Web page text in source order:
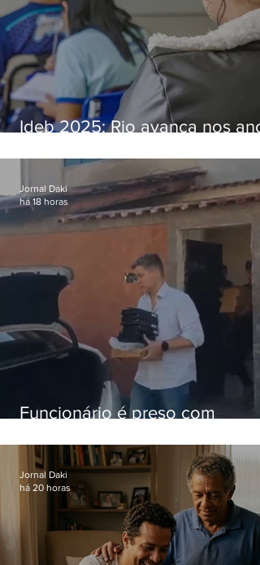
Ideb 2025: Rio avança nos
nacional
Funcionário é preso com
Hospital do Andaraí
Jornal Daki
há 18 horas
Jornal Daki
há 20 horas